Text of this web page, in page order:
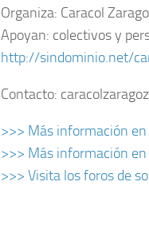
Organiza: Caracol
Apoyan: colectivos y
http://sindominio.net/
Contacto:
>>> Más información
>>> Más información
>>> Visita los foros de